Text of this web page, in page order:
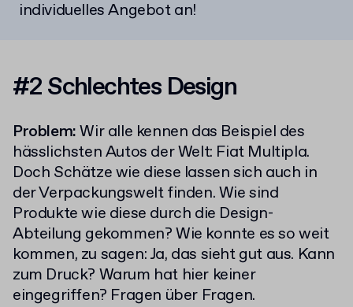
individuelles Angebot an!
#2 Schlechtes Design
Problem:Wir alle kennen das Beispiel des
hässlichsten Autos der Welt: Fiat Multipla.
Doch Schätze wie diese lassen sich auch in
der Verpackungswelt finden. Wie sind
Produkte wie diese durch die Design-
Abteilung gekommen? Wie konnte es so weit
kommen, zu sagen: Ja, das sieht gut aus. Kann
zum Druck? Warum hat hier keiner
eingegriffen? Fragen über Fragen.